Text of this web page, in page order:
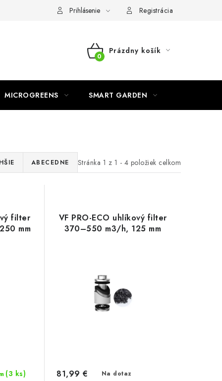
ochrane osobných údajov
Prihlásenie Registrácia
NÁKUPNÝ
Prázdny košík
MICROGREENS SMART GARDEN
Stránka 1 z 1 - 4 položiek celkom
ABECEDNE
filter
mm
(3 ks)
VF PRO-ECO uhlíkový filter
370–550 m3/h, 125 mm
Na dotaz
81,99 €